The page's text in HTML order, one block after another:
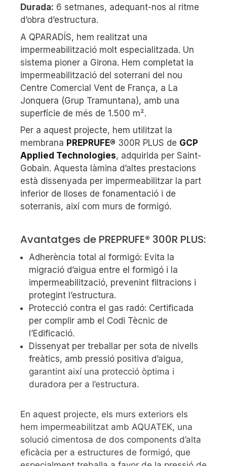
Durada: 6 setmanes, adequant-nos al ritme
d’obra d’estructura.
A QPARADÍS, hem realitzat una
impermeabilització molt especialitzada. Un
sistema pioner a Girona. Hem completat la
impermeabilització del soterrani del nou
Centre Comercial Vent de França, a La
Jonquera (Grup Tramuntana), amb una
superfície de més de 1.500 m².
Per a aquest projecte, hem utilitzat la
membrana PREPRUFE® 300R PLUS de GCP
Applied Technologies, adquirida per Saint-
Gobain. Aquesta làmina d’altes prestacions
està dissenyada per impermeabilitzar la part
inferior de lloses de fonamentació i de
soterranis, així com murs de formigó.
Avantatges de PREPRUFE® 300R PLUS:
Adherència total al formigó: Evita la
migració d’aigua entre el formigó i la
impermeabilització, prevenint filtracions i
protegint l’estructura.
Protecció contra el gas radó: Certificada
per complir amb el Codi Tècnic de
l’Edificació.
Dissenyat per treballar per sota de nivells
freàtics, amb pressió positiva d’aigua,
garantint així una protecció òptima i
duradora per a l’estructura.
En aquest projecte, els murs exteriors els
hem impermeabilitzat amb AQUATEK, una
solució cimentosa de dos components d’alta
eficàcia per a estructures de formigó, que